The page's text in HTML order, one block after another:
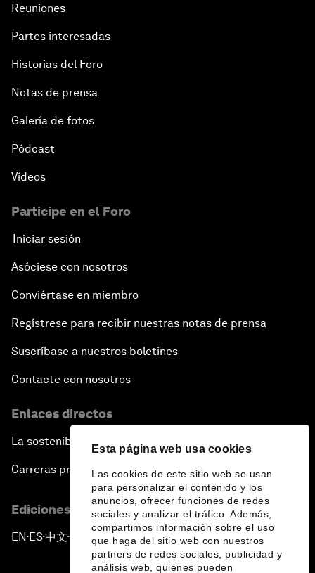
Esta página web usa cookies
Las cookies de este sitio web se usan
para personalizar el contenido y los
anuncios, ofrecer funciones de redes
sociales y analizar el tráfico. Además,
compartimos información sobre el uso
que haga del sitio web con nuestros
partners de redes sociales, publicidad y
análisis web, quienes pueden
Reuniones
Partes interesadas
Historias del Foro
Notas de prensa
Galería de fotos
Pódcast
Vídeos
Participe en el Foro
Iniciar sesión
Asóciese con nosotros
Conviértase en miembro
Regístrese para recibir nuestras notas de prensa
Suscríbase a nuestros boletines
Contacte con nosotros
Enlaces directos
La sostenibilidad en el Foro
Carreras profesionales
Ediciones en otros idiomas
EN ▪ES▪中文▪ 日本語